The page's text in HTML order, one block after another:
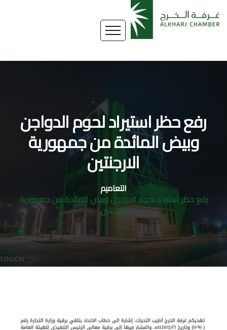
رفع حظر استيراد لحوم الدواجن
وبيض المائدة من جمهورية
الارجنتين
التعاميم
رفع حظر استيراد لحوم الدواجن وبيض المائدة من جمهورية
الارجنتين